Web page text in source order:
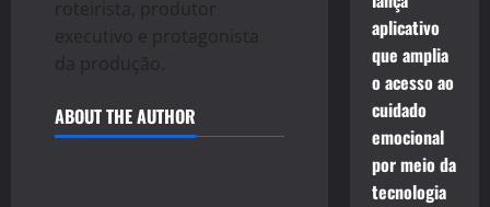
roteirista, produtor
executivo e protagonista
da produção.
ABOUT THE AUTHOR
aplicativo
que amplia
o acesso ao
cuidado
emocional
por meio da
tecnologia